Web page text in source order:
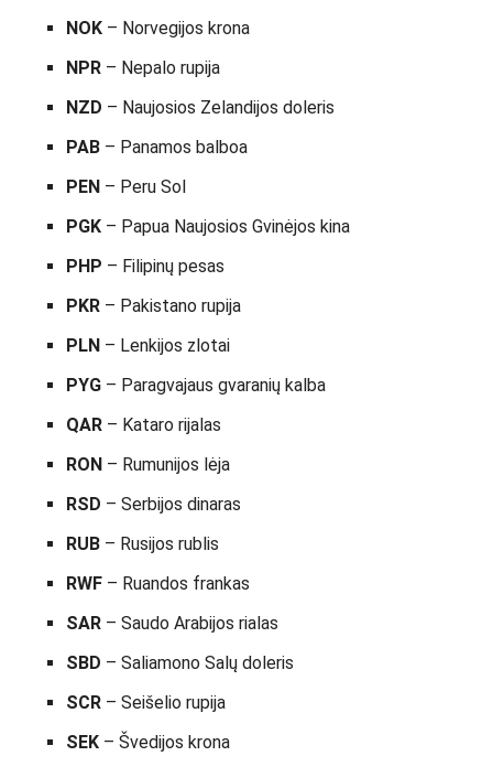
NOK – Norvegijos krona
NPR – Nepalo rupija
NZD – Naujosios Zelandijos doleris
PAB – Panamos balboa
PEN – Peru Sol
PGK – Papua Naujosios Gvinėjos kina
PHP – Filipinų pesas
PKR – Pakistano rupija
PLN – Lenkijos zlotai
PYG – Paragvajaus gvaranių kalba
QAR – Kataro rijalas
RON – Rumunijos lėja
RSD – Serbijos dinaras
RUB – Rusijos rublis
RWF – Ruandos frankas
SAR – Saudo Arabijos rialas
SBD – Saliamono Salų doleris
SCR – Seišelio rupija
SEK – Švedijos krona